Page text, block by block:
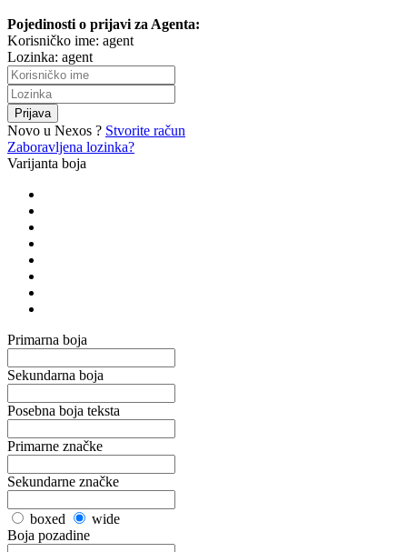
Pojedinosti o prijavi za Agenta:
Korisničko ime: agent
Lozinka: agent
Prijava
Novo u Nexos ? Stvorite račun
Zaboravljena lozinka?
Varijanta boja
Primarna boja
Sekundarna boja
Posebna boja teksta
Primarne značke
Sekundarne značke
boxed
wide
Boja pozadine